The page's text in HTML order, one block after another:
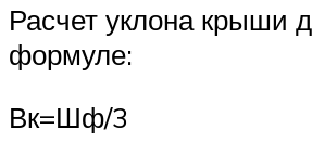
Расчет уклона крыши
формуле:
Вк=Шф/3